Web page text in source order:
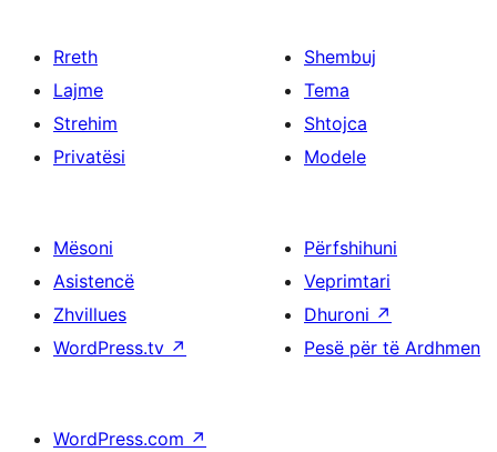
Rreth
Lajme
Strehim
Privatësi
Shembuj
Tema
Shtojca
Modele
Mësoni
Asistencë
Zhvillues
WordPress.tv ↗
Përfshihuni
Veprimtari
Dhuroni ↗
Pesë për të Ardhmen
WordPress.com ↗